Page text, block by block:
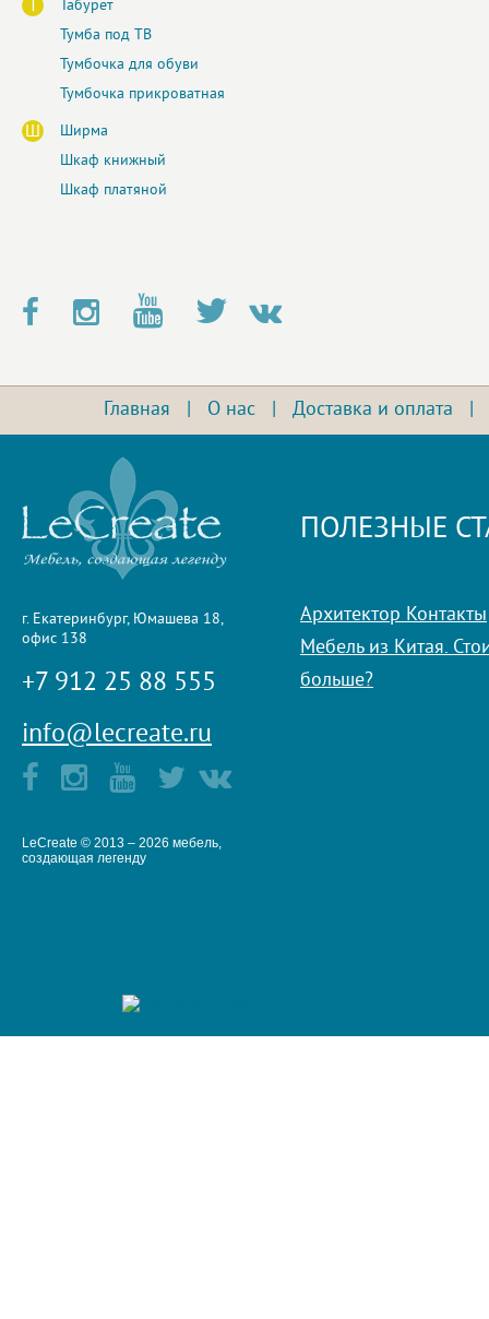
Т
Табурет
Тумба под ТВ
Тумбочка для обуви
Тумбочка прикроватная
Ш
Ширма
Шкаф книжный
Шкаф платяной
Главная О нас Доставка и оплата
г. Екатеринбург, Юмашева 18,
офис 138
+7 912 25 88 555
info@lecreate.ru
LeCreate © 2013 – 2026 мебель,
создающая легенду
ПОЛЕЗНЫЕ
Архитектор Контакты
Мебель из Китая.
больше?